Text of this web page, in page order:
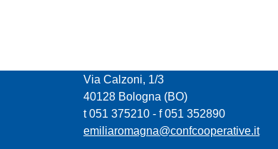
Via Calzoni, 1/3
40128 Bologna (BO)
t 051 375210 - f 051 352890
emiliaromagna@confcooperative.it